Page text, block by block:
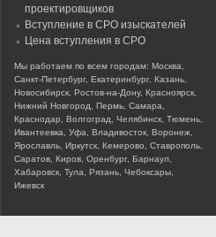
проектировщиков
Вступление в СРО изыскателей
Цена вступления в СРО
Мы работаем по всем городам: Москва,
Санкт-Петербург, Екатеринбург, Казань,
Новосибирск, Ростов-на-Дону, Красноярск,
Нижний Новгород, Пермь, Самара,
Краснодар, Волгоград, Челябинск, Тюмень,
Ивантеевка, Уфа, Владивосток, Воронеж,
Ярославль, Иркутск, Кемерово, Ставрополь,
Саратов, Киров, Оренбург, Барнаул,
Хабаровск, Тула, Рязань, Чебоксары,
Ижевск